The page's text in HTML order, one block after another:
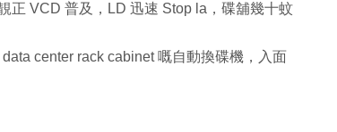
正 VCD 普及，LD 迅速 Stop la，碟舖幾十蚊
center rack cabinet 嘅自動換碟機，入面